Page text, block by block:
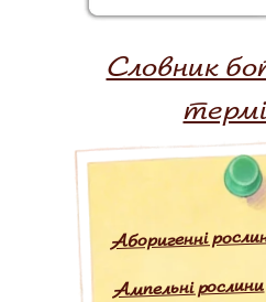
Словник
Аборигенні
Ампельні рослини